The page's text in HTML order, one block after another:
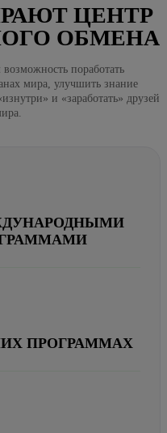
ЦЕНТР
ОБМЕНА
поработать
мира, улучшить знание
и «заработать» друзей
ПРОГРАММАХ